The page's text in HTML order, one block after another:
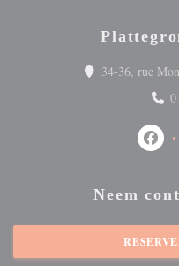
34-36, rue
Neem